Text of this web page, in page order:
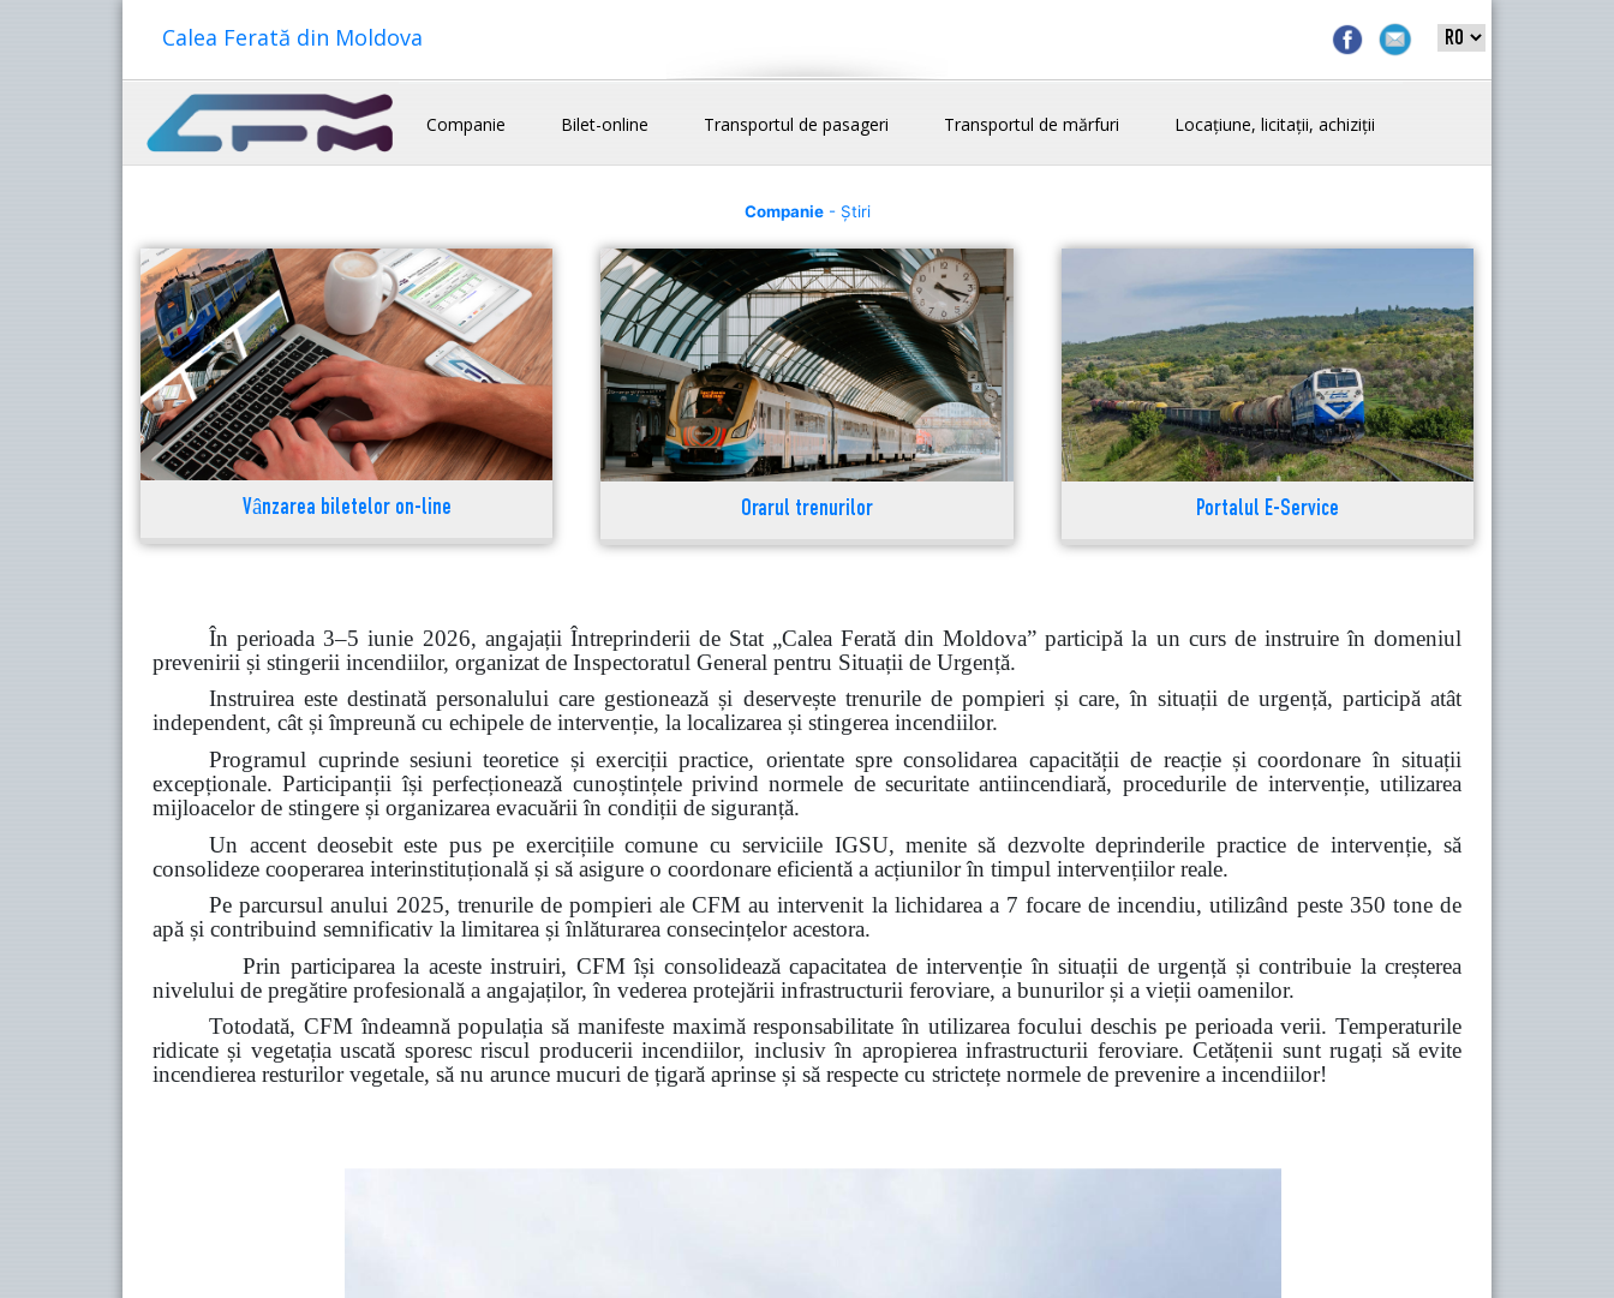
Calea Ferată din Moldova
Companie Bilet-online Transportul de pasageri Transportul de mărfuri Locațiune, licitații, achiziții
Companie- Știri
Vânzarea biletelor on-line Orarul trenurilor Portalul E-Service
În perioada 3–5 iunie 2026, angajații Întreprinderii de Stat „Calea Ferată din Moldova” participă la un curs de instruire în domeniul
prevenirii și stingerii incendiilor, organizat de Inspectoratul General pentru Situații de Urgență.
Instruirea este destinată personalului care gestionează și deservește trenurile de pompieri și care, în situații de urgență, participă atât
independent, cât și împreună cu echipele de intervenție, la localizarea și stingerea incendiilor.
Programul cuprinde sesiuni teoretice și exerciții practice, orientate spre consolidarea capacității de reacție și coordonare în situații
excepționale. Participanții își perfecționează cunoștințele privind normele de securitate antiincendiară, procedurile de intervenție, utilizarea
mijloacelor de stingere și organizarea evacuării în condiții de siguranță.
Un accent deosebit este pus pe exercițiile comune cu serviciile IGSU, menite să dezvolte deprinderile practice de intervenție, să
consolideze cooperarea interinstituțională și să asigure o coordonare eficientă a acțiunilor în timpul intervențiilor reale.
Pe parcursul anului 2025, trenurile de pompieri ale CFM au intervenit la lichidarea a 7 focare de incendiu, utilizând peste 350 tone de
apă și contribuind semnificativ la limitarea și înlăturarea consecințelor acestora.
Prin participarea la aceste instruiri, CFM își consolidează capacitatea de intervenție în situații de urgență și contribuie la creșterea
nivelului de pregătire profesională a angajaților, în vederea protejării infrastructurii feroviare, a bunurilor și a vieții oamenilor.
Totodată, CFM îndeamnă populația să manifeste maximă responsabilitate în utilizarea focului deschis pe perioada verii. Temperaturile
ridicate și vegetația uscată sporesc riscul producerii incendiilor, inclusiv în apropierea infrastructurii feroviare. Cetățenii sunt rugați să evite
incendierea resturilor vegetale, să nu arunce mucuri de țigară aprinse și să respecte cu strictețe normele de prevenire a incendiilor!